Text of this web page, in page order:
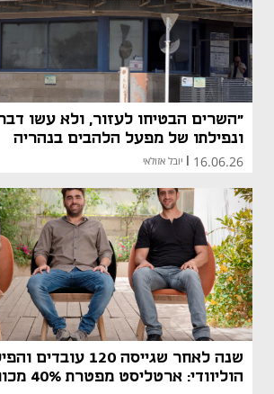
"השרים הבטיחו לעזור, ולא עשו
ונפילתו של מפעל הלהבים בנהריה
16.06.26 יובל אזולאי
שנה לאחר שגייסה 120
הוליוודי: ארטליסט מפטרת 40% מכוח האדם